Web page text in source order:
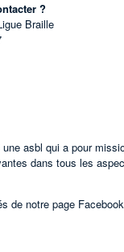
?
Braille
asbl qui a pour
dans tous les
de notre page